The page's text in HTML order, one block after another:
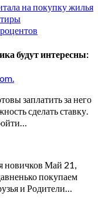
на покупку жилья
будут интересны:
заплатить за него
сделать ставку.
новичков Май 21,
покупаем
и Родители…